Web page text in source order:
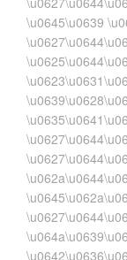
\u0645\u0639